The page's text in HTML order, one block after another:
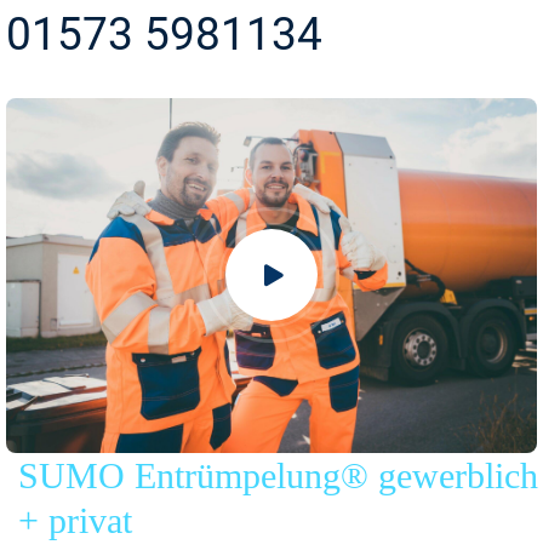
01573 5981134
SUMO Entrümpelung® gewerblich
+ privat